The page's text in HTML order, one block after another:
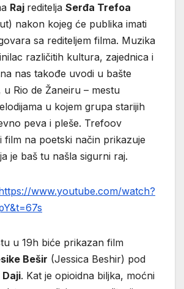
Raj reditelja Serđa Trefoa
nakon kojeg će publika imati
sa rediteljem filma. Muzika
različitih kultura, zajednica i
nas takođe uvodi u bašte
u Rio de Žaneiru – mestu
u kojem grupa starijih
peva i pleše. Trefoov
film na poetski način prikazuje
je baš tu našla sigurni raj.
www.youtube.com/watch?
u 19h biće prikazan film
Bešir (Jessica Beshir) pod
Daji. Kat je opioidna biljka, moćni